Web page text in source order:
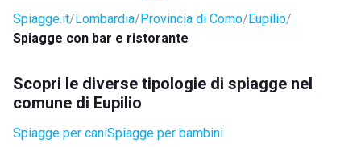
Spiagge.it Lombardia Provincia di Como Eupilio
Spiagge con bar e ristorante
Scopri le diverse tipologie di spiagge nel
comune di Eupilio
Spiagge per caniSpiagge per bambini